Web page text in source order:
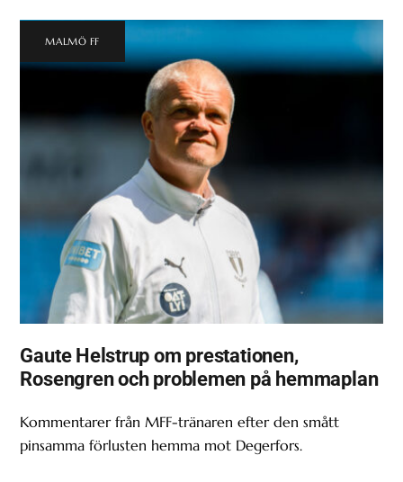
MALMÖ FF
Gaute Helstrup om prestationen,
Rosengren och problemen på hemmaplan
Kommentarer från MFF-tränaren efter den smått
pinsamma förlusten hemma mot Degerfors.